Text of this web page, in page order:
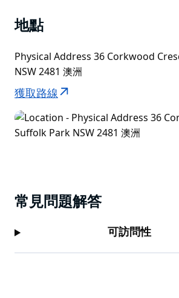
地點
Physical Address 36 Corkwood
NSW 2481 澳洲
獲取路線
常見問題解答
可訪問性